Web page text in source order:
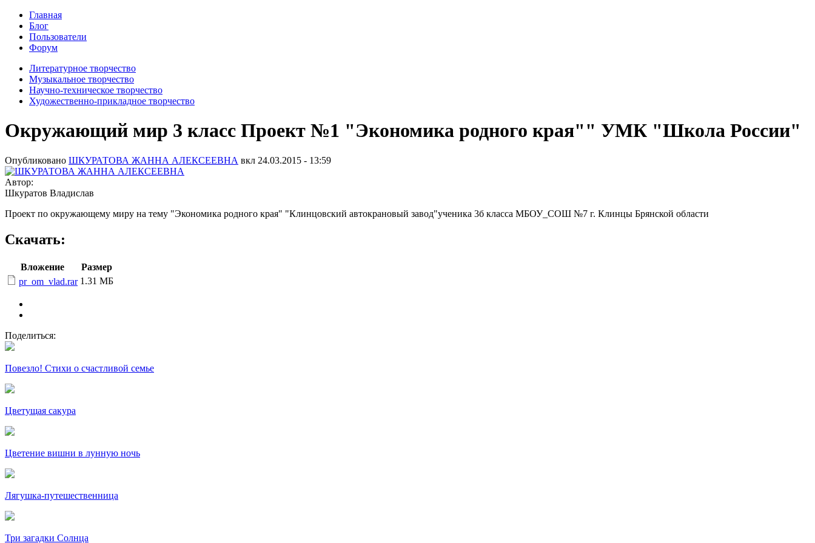
Главная
Блог
Пользователи
Форум
Литературное творчество
Музыкальное творчество
Научно-техническое творчество
Художественно-прикладное творчество
Окружающий мир 3 класс Проект №1 "Экономика родного края"" УМК "Школа России"
Опубликовано ШКУРАТОВА ЖАННА АЛЕКСЕЕВНА вкл 24.03.2015 - 13:59
Автор:
Шкуратов Владислав
Проект по окружающему миру на тему "Экономика родного края" "Клинцовский автокрановый завод"ученика 3б класса МБОУ_СОШ №7 г. Клинцы Брянской области
Скачать:
Вложение
Размер
pr_om_vlad.rar 1.31 МБ
Поделиться:
Повезло! Стихи о счастливой семье
Цветущая сакура
Цветение вишни в лунную ночь
Лягушка-путешественница
Три загадки Солнца